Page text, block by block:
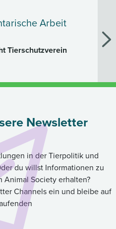
Arbeit
Tierschutzverein
Newsletter
in der Tierpolitik und
du willst Informationen zu
Society erhalten?
Channels ein und bleibe auf